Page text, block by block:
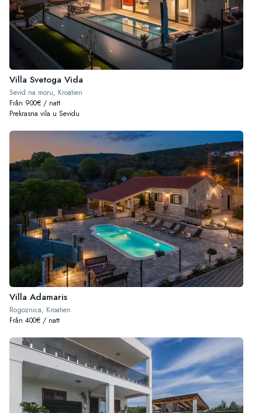
Villa Svetoga Vida
Sevid na moru, Kroatien
Från 900€ / natt
Prekrasna vila u Sevidu
Villa Adamaris
Rogoznica, Kroatien
Från 400€ / natt